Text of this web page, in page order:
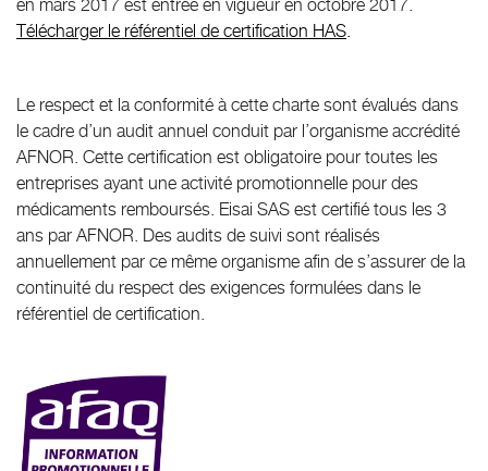
en mars 2017 est entrée en vigueur en octobre 2017.
Télécharger le référentiel de certification HAS.
Le respect et la conformité à cette charte sont évalués dans
le cadre d’un audit annuel conduit par l’organisme accrédité
AFNOR. Cette certification est obligatoire pour toutes les
entreprises ayant une activité promotionnelle pour des
médicaments remboursés. Eisai SAS est certifié tous les 3
ans par AFNOR. Des audits de suivi sont réalisés
annuellement par ce même organisme afin de s’assurer de la
continuité du respect des exigences formulées dans le
référentiel de certification.